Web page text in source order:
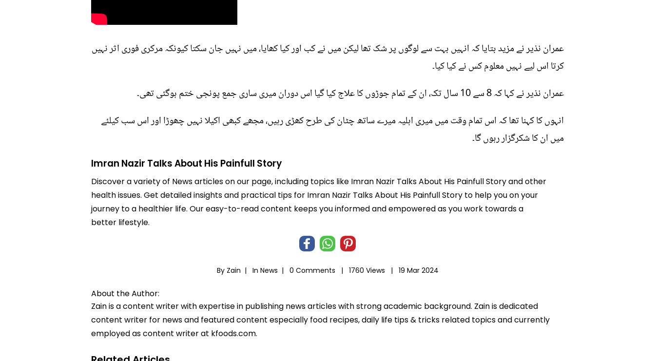
عمران نذیر نے مزید بتایا کہ انہیں بہت سے لوگوں پر شک تھا لیکن میں نے کب اور کیا کھایا، میں نہیں جان سکتا کیونکہ مرکری فوری اثر نہیں
کرتا اس لیے نہیں معلوم کس نے کیا کیا۔
عمران نذیر نے کہا کہ 8 سے 10 سال تک، ان کے تمام جوڑوں کا علاج کیا گیا اس دوران میری ساری جمع پونجی ختم ہوگئی تھی۔
انہوں کا کہنا تھا کہ اس تمام وقت میں میری اہلیہ میرے ساتھ چٹان کی طرح کھڑی رہیں، مجھے کبھی اکیلا نہیں چھوڑا اور اس سب کیلئے
میں ان کا شکرگزار رہوں گا۔
Imran Nazir Talks About His Painfull Story
Discover a variety of News articles on our page, including topics like Imran Nazir Talks About His Painfull Story and other
health issues. Get detailed insights and practical tips for Imran Nazir Talks About His Painfull Story to help you on your
journey to a healthier life. Our easy-to-read content keeps you informed and empowered as you work towards a
better lifestyle.
By Zain | In News | 0 Comments | 1760 Views | 19 Mar 2024
About the Author:
Zain is a content writer with expertise in publishing news articles with strong academic background. Zain is dedicated
content writer for news and featured content especially food recipes, daily life tips & tricks related topics and currently
employed as content writer at kfoods.com.